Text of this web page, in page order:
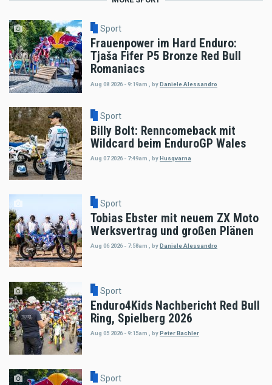
Sport
Frauenpower im Hard Enduro:
Tjaša Fifer P5 Bronze Red Bull
Romaniacs
Aug 08 2026 - 9:19am byDaniele Alessandro
Sport
Billy Bolt: Renncomeback mit
Wildcard beim EnduroGP Wales
Aug 07 2026 - 7:49am , by Husqvarna
Sport
Tobias Ebster mit neuem ZX Moto
Werksvertrag und großen Plänen
Aug 06 2026 - 7:58am byDaniele Alessandro
Sport
Enduro4Kids Nachbericht Red Bull
Ring, Spielberg 2026
Aug 05 2026 - 9:15am byPeter Bachler
Sport